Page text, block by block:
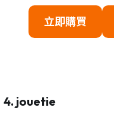
立即購買
4. jouetie